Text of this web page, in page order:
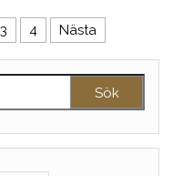
3 4 Nästa